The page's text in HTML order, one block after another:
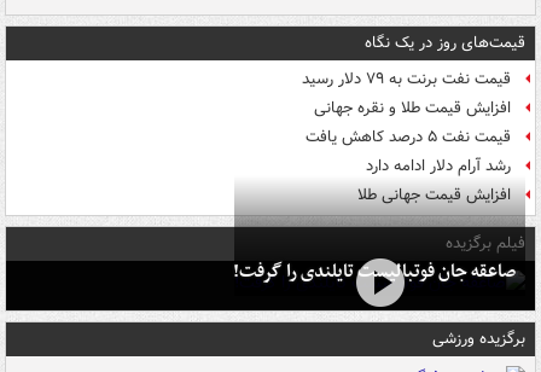
قیمت‌های روز در یک نگاه
قیمت نفت برنت به ۷۹ دلار رسید
افزایش قیمت طلا و نقره جهانی
قیمت نفت ۵ درصد کاهش یافت
رشد آرام دلار ادامه دارد
افزایش قیمت جهانی طلا
فیلم برگزیده
صاعقه جان فوتبالیست تایلندی را گرفت!
برگزیده ورزشی